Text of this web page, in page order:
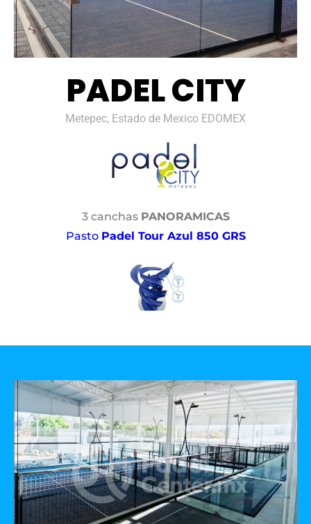
PADEL CITY
Metepec, Estado de Mexico EDOMEX
3 canchas PANORAMICAS
Pasto Padel Tour Azul 850 GRS